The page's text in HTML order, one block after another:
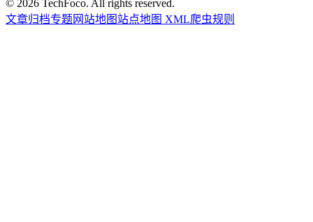
© 2026 TechFoco. All rights reserved.
文章归档专题 网站地图 站点地图 XML爬虫规则